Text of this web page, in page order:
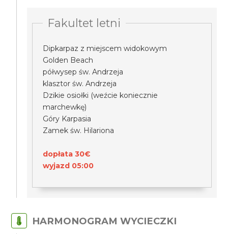
Fakultet letni
Dipkarpaz z miejscem widokowym
Golden Beach
półwysep św. Andrzeja
klasztor św. Andrzeja
Dzikie osiołki (weźcie koniecznie
marchewkę)
Góry Karpasia
Zamek św. Hilariona
dopłata 30€
wyjazd 05:00
HARMONOGRAM WYCIECZKI